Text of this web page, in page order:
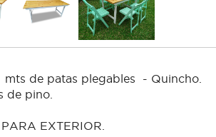
mts de patas plegables - Quincho.
de pino.
EXTERIOR.